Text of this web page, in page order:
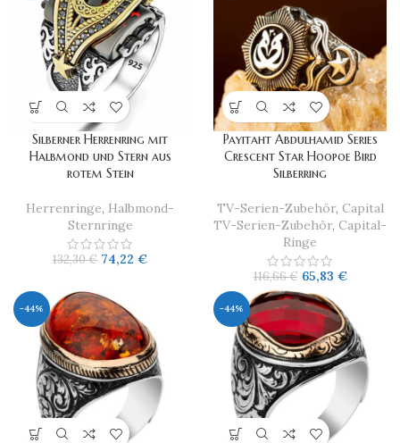
Silberner Herrenring mit
Halbmond und Stern aus
rotem Stein
Herrenringe, Halbmond-
Sternringe
132,30€ 74,22 €
Payitaht Abdulhamid Series
Crescent Star Hoopoe Bird
Silberring
TV-Serien-Zubehör, Capital
TV-Serien-Zubehör, Capital-
Ringe
116,66€ 65,83 €
-44% -44%